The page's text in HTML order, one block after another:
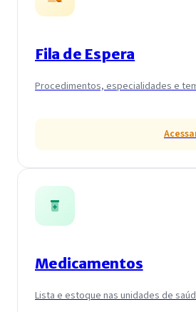
Fila de Espera
Procedimentos, especialidades e
Medicamentos
Lista e estoque nas unidades de